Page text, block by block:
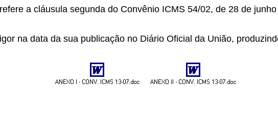
a cláusula segunda do Convênio ICMS 54/02, de 28 de
na data da sua publicação no Diário Oficial da União,